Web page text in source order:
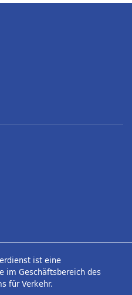
ist eine
im Geschäftsbereich des
für Verkehr.